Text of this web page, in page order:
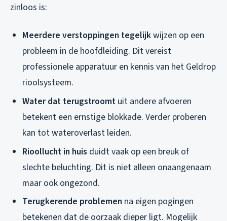
zinloos is:
Meerdere verstoppingen tegelijkwijzen op een
probleem in de hoofdleiding. Dit vereist
professionele apparatuur en kennis van het Geldrop
rioolsysteem.
Water dat terugstroomt uit andere afvoeren
betekent een ernstige blokkade. Verder proberen
kan tot wateroverlast leiden.
Rioollucht in huis duidt vaak op een breuk of
slechte beluchting. Dit is niet alleen onaangenaam
maar ook ongezond.
Terugkerende problemen na eigen pogingen
betekenen dat de oorzaak dieper ligt. Mogelijk